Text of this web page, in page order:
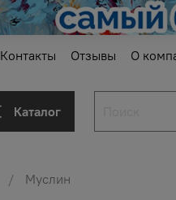
Контакты Отзывы О
Каталог
Муслин